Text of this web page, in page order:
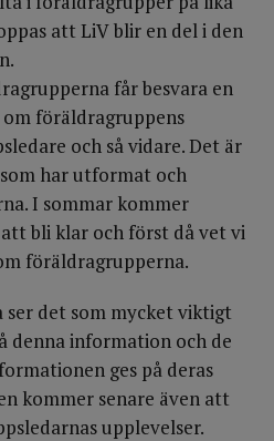
att LiV blir en del i den
får besvara en
föräldragruppens
och så vidare. Det är
har utformat och
I sommar kommer
bli klar och först då vet vi
föräldragrupperna.
ser det som mycket viktigt
denna information och de
ges på deras
kommer senare även att
upplevelser.